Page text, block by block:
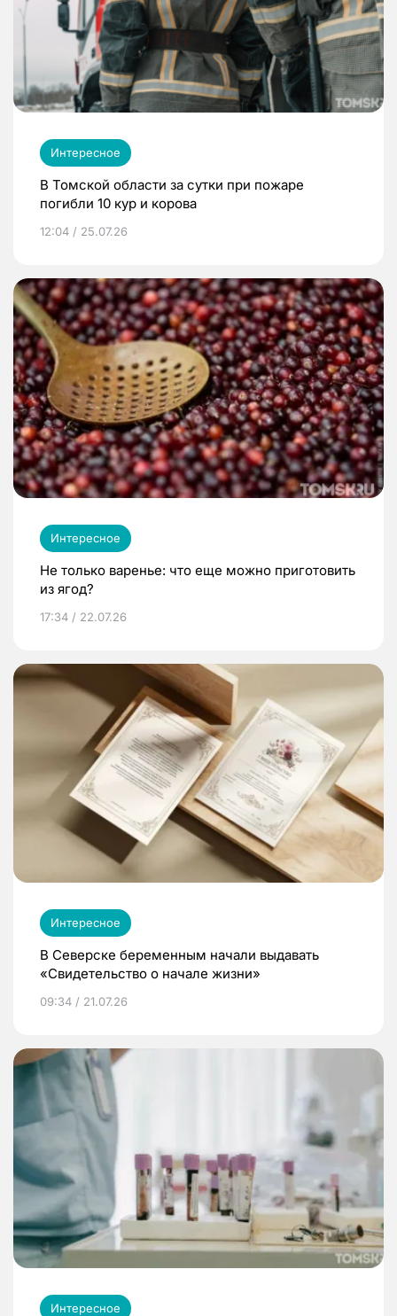
Интересное
В Томской области за сутки при пожаре
погибли 10 кур и корова
12:04 / 25.07.26
Интересное
Не только варенье: что еще можно приготовить
из ягод?
17:34 / 22.07.26
Интересное
В Северске беременным начали выдавать
«Свидетельство о начале жизни»
09:34 / 21.07.26
Интересное